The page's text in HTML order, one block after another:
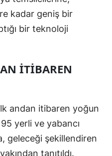
Hakkari
Hatay
Mersin
İzmir
Kars
kadar geniş bir
bir teknoloji
İTIBAREN
ilk andan itibaren yoğun
95 yerli ve yabancı
geleceği şekillendiren
tanıtıldı.